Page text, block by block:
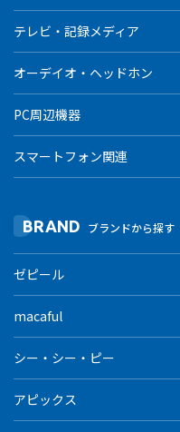
テレビ・記録メディア
オーデイオ・ヘッドホン
PC周辺機器
スマートフォン関連
BRAND ブランドから探す
ゼピール
macaful
シー・シー・ピー
アピックス